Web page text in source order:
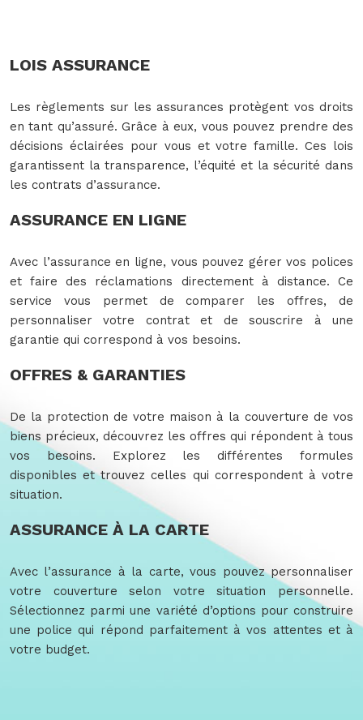
LOIS ASSURANCE
Les règlements sur les assurances protègent vos droits
en tant qu’assuré. Grâce à eux, vous pouvez prendre des
décisions éclairées pour vous et votre famille. Ces lois
garantissent la transparence, l’équité et la sécurité dans
les contrats d’assurance.
ASSURANCE EN LIGNE
Avec l’assurance en ligne, vous pouvez gérer vos polices
et faire des réclamations directement à distance. Ce
service vous permet de comparer les offres, de
personnaliser votre contrat et de souscrire à une
garantie qui correspond à vos besoins.
OFFRES & GARANTIES
De la protection de votre maison à la couverture de vos
biens précieux, découvrez les offres qui répondent à tous
vos besoins. Explorez les différentes formules
disponibles et trouvez celles qui correspondent à votre
situation.
ASSURANCE À LA CARTE
Avec l’assurance à la carte, vous pouvez personnaliser
votre couverture selon votre situation personnelle.
Sélectionnez parmi une variété d’options pour construire
une police qui répond parfaitement à vos attentes et à
votre budget.